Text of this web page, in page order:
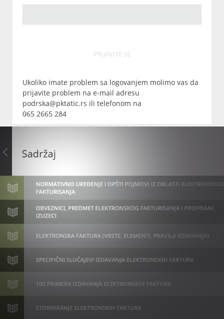
PRIJAVITE SE
Ukoliko imate problem sa logovanjem molimo vas da
prijavite problem na e-mail adresu
podrska@pktatic.rs ili telefonom na
065 2665 284